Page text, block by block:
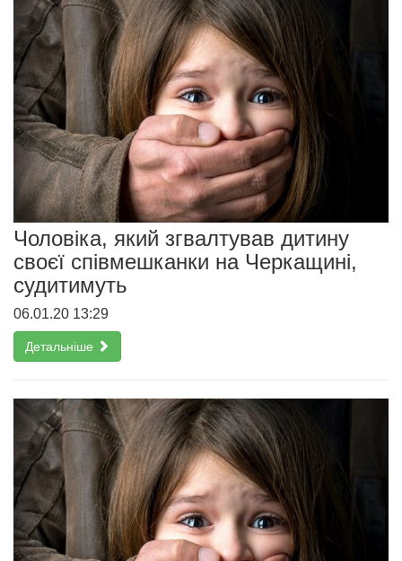
Чоловіка, який згвалтував дитину
своєї співмешканки на Черкащині,
судитимуть
06.01.20 13:29
Детальніше